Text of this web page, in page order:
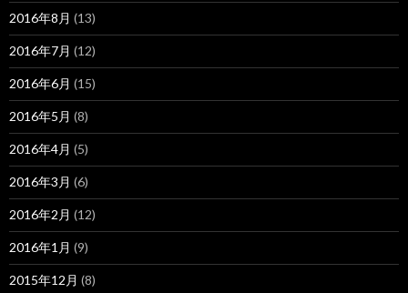
2016年8月 (13)
2016年7月 (12)
2016年6月 (15)
2016年5月 (8)
2016年4月 (5)
2016年3月 (6)
2016年2月 (12)
2016年1月 (9)
2015年12月 (8)